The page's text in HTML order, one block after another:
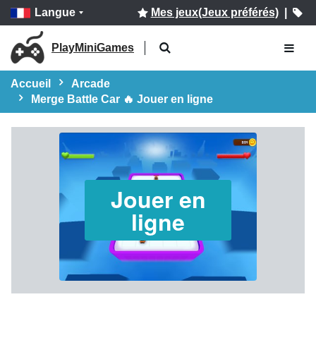
Langue Mes jeux(Jeux préférés)|
PlayMiniGames
Accueil
Arcade
Merge Battle Car 🔥 Jouer en ligne
Jouer en
ligne